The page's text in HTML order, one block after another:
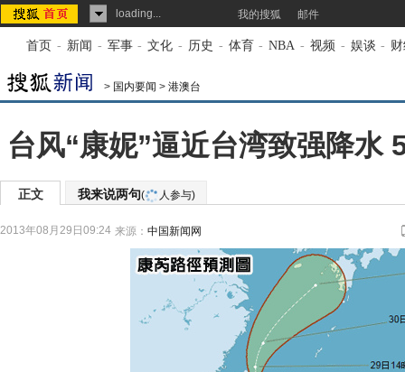
loading... 我的搜狐 邮件
首页 - 新闻 - 军事 - 文化 - 历史 - 体育 - NBA - 视频 - 娱谈 -
> 国内要闻 > 港澳台
台风“康妮”逼近台湾致强降水
正文 我来说两句( 人参与)
2013年08月29日09:24 来源： 中国新闻网